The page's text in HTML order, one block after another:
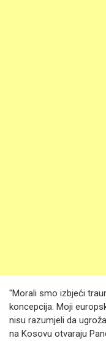
"Morali smo izbjeći
koncepcija. Moji
nisu razumjeli da
na Kosovu otvaraju